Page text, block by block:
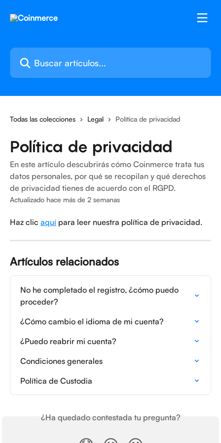
Buscar artículos...
Todas las colecciones Legal Política de privacidad
Política de privacidad
En este artículo descubrirás cómo Coinmerce trata tus
datos personales, por qué se recopilan y qué derechos
de privacidad tienes de acuerdo con el RGPD.
Actualizado hace más de 2 semanas
Haz clic aquí para leer nuestra política de privacidad.
Artículos relacionados
No he completado el registro, ¿cómo puedo
proceder?
¿Cómo cambio el idioma de mi cuenta?
¿Puedo reabrir mi cuenta?
Condiciones generales
Política de Custodia
¿Ha quedado contestada tu pregunta?